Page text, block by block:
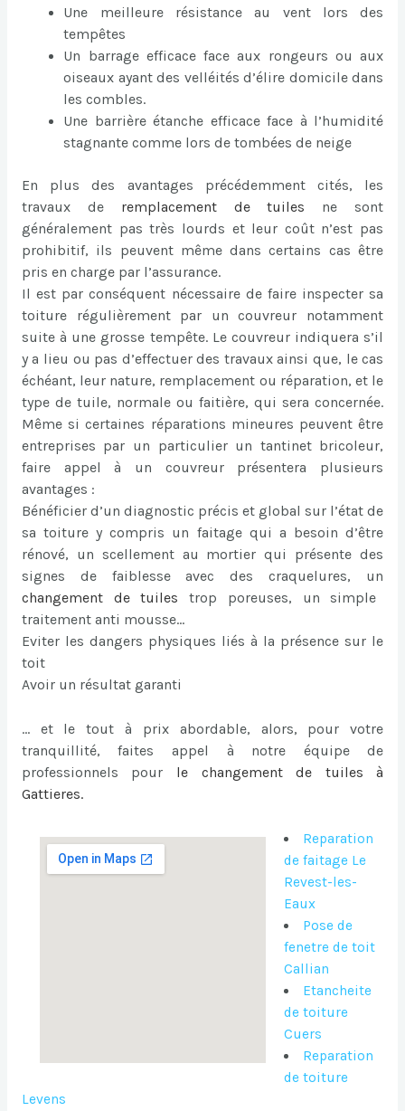
Une meilleure résistance au vent lors des
tempêtes
Un barrage efficace face aux rongeurs ou aux
oiseaux ayant des velléités d’élire domicile dans
les combles.
Une barrière étanche efficace face à l’humidité
stagnante comme lors de tombées de neige
En plus des avantages précédemment cités, les
travaux de
remplacement de tuiles
ne sont
généralement pas très lourds et leur coût n’est pas
prohibitif, ils peuvent même dans certains cas être
pris en charge par l’assurance.
Il est par conséquent nécessaire de faire inspecter sa
toiture régulièrement par un couvreur notamment
suite à une grosse tempête. Le couvreur indiquera s’il
y a lieu ou pas d’effectuer des travaux ainsi que, le cas
échéant, leur nature, remplacement ou réparation, et le
type de tuile, normale ou faitière, qui sera concernée.
Même si certaines réparations mineures peuvent être
entreprises par un particulier un tantinet bricoleur,
faire appel à un couvreur présentera plusieurs
avantages :
Bénéficier d’un diagnostic précis et global sur l’état de
sa toiture y compris un faitage qui a besoin d’être
rénové, un scellement au mortier qui présente des
signes de faiblesse avec des craquelures, un
changement de tuiles trop poreuses, un simple
traitement anti mousse…
Eviter les dangers physiques liés à la présence sur le
toit
Avoir un résultat garanti
… et le tout à prix abordable, alors, pour votre
tranquillité, faites appel à notre équipe de
professionnels pour le changement de tuiles à
Gattieres.
Reparation
de faitage Le
Revest-les-
Eaux
Pose de
fenetre de toit
Callian
Etancheite
de toiture
Cuers
Reparation
de toiture
Levens